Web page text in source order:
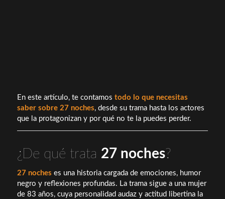
En este artículo, te contamos todo lo que necesitas
saber sobre 27 noches, desde su trama hasta los actores
que la protagonizan y por qué no te la puedes perder.
¿De qué trata 27 noches?
27 noches es una historia cargada de emociones, humor
negro y reflexiones profundas. La trama sigue a una mujer
de 83 años, cuya personalidad audaz y actitud libertina la